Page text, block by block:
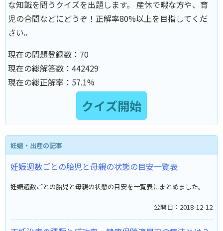
な知識を問うクイズを出題します。 産休で暇な方や、育
児の合間などにどうぞ！正解率80%以上を目指してくだ
さい。
現在の問題登録数： 70
現在の総解答数： 442429
現在の総正解率： 57.1%
妊娠・出産の記事
妊娠週数ごとの胎児と母親の状態の目安一覧表
妊娠週数ごとの胎児と母親の状態の目安を一覧表にまとめました。
公開日：2018-12-12